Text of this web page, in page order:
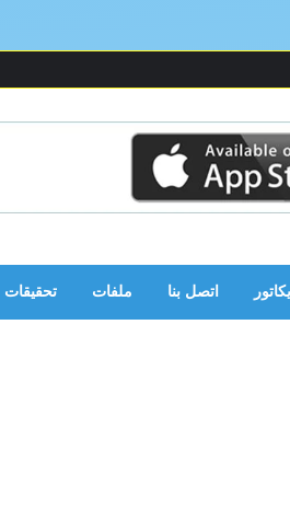
اتصل بنا ملفات تحقيقات